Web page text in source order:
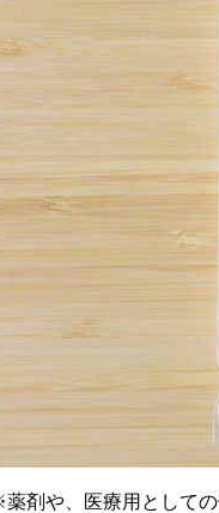
剤や、医療用としての